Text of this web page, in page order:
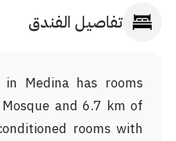
تفاصيل الفندق
Medina has rooms
and 6.7 km of
rooms with